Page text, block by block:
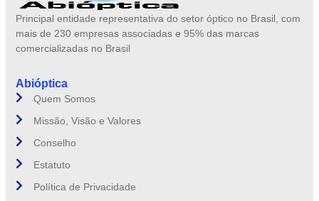
Principal entidade representativa do setor óptico no Brasil, com
mais de 230 empresas associadas e 95% das marcas
comercializadas no Brasil
Abióptica
Quem Somos
Missão, Visão e Valores
Conselho
Estatuto
Política de Privacidade